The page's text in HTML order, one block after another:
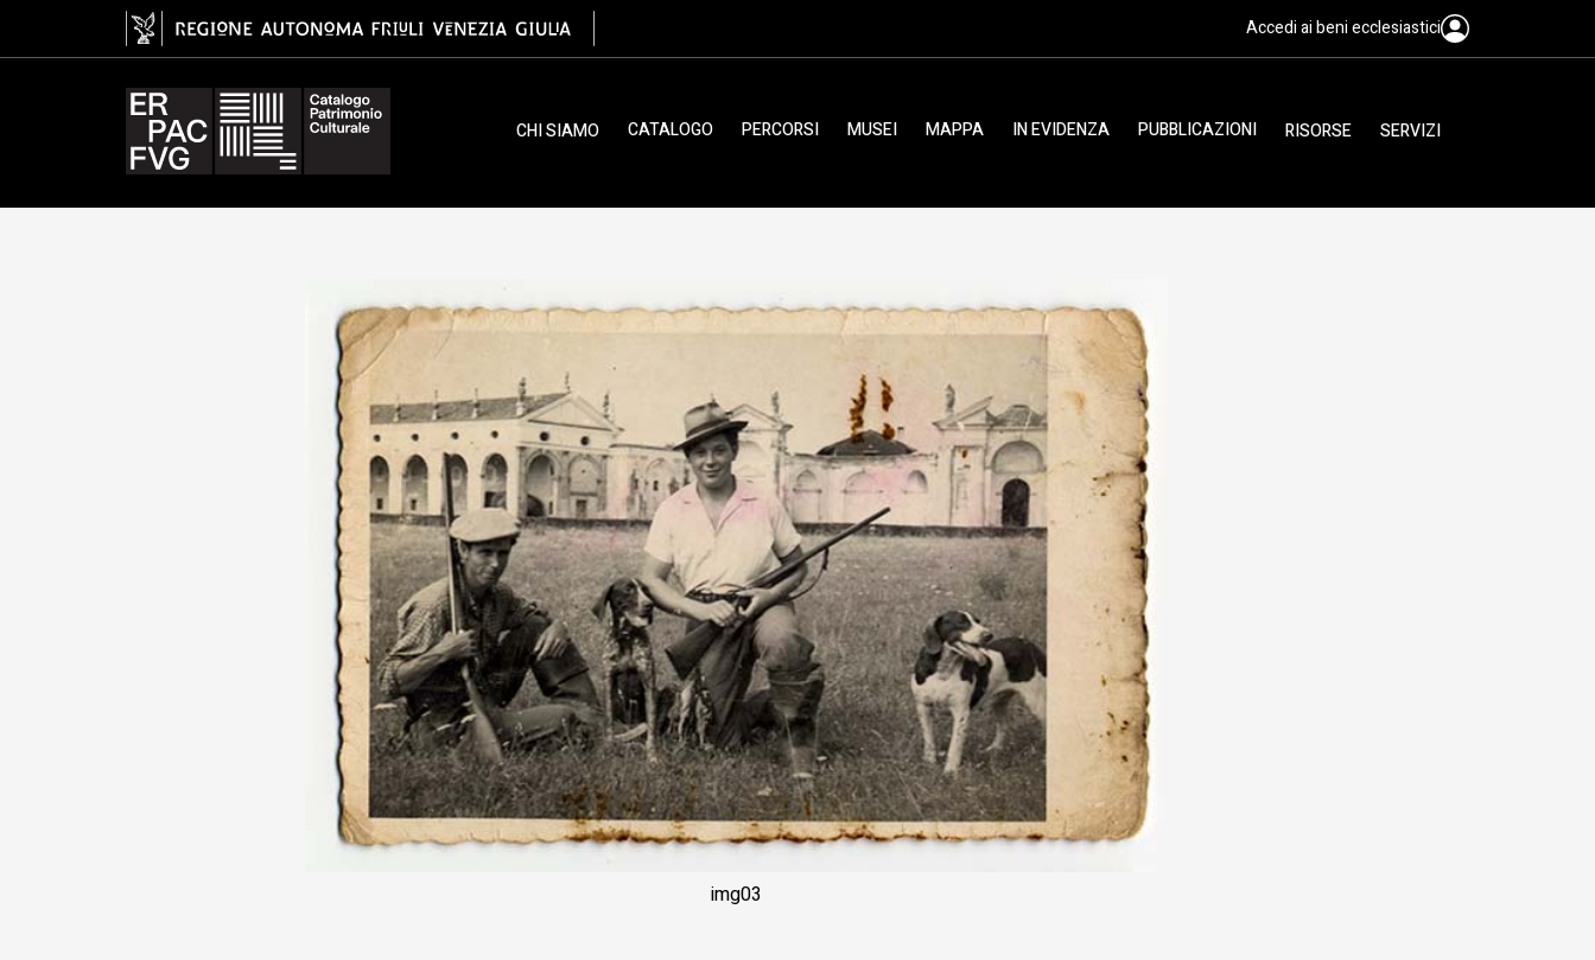
gelatina ai sali d'argento/ carta, Venuto Arturo Accedi ai beni ecclesiastici
CHI SIAMO CATALOGO PERCORSI MUSEI MAPPA IN EVIDENZA PUBBLICAZIONI RISORSE SERVIZI
img03